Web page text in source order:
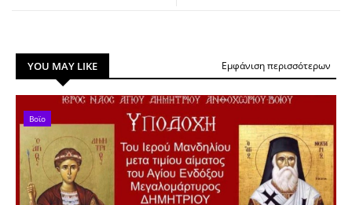
YOU MAY LIKE Εμφάνιση περισσότερων
Βοϊο